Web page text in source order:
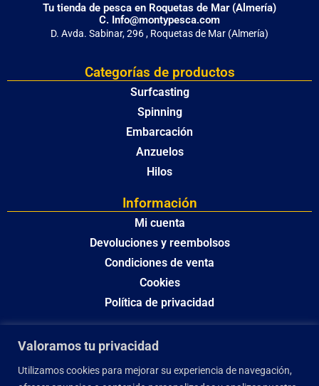
Valoramos tu privacidad
Utilizamos cookies para mejorar su experiencia de navegación,
Tu tienda de pesca en Roquetas de Mar (Almería)
C. Info@montypesca.com
D. Avda. Sabinar, 296 , Roquetas de Mar (Almería)
Categorías de productos
Surfcasting
Spinning
Embarcación
Anzuelos
Hilos
Información
Mi cuenta
Devoluciones y reembolsos
Condiciones de venta
Cookies
Política de privacidad